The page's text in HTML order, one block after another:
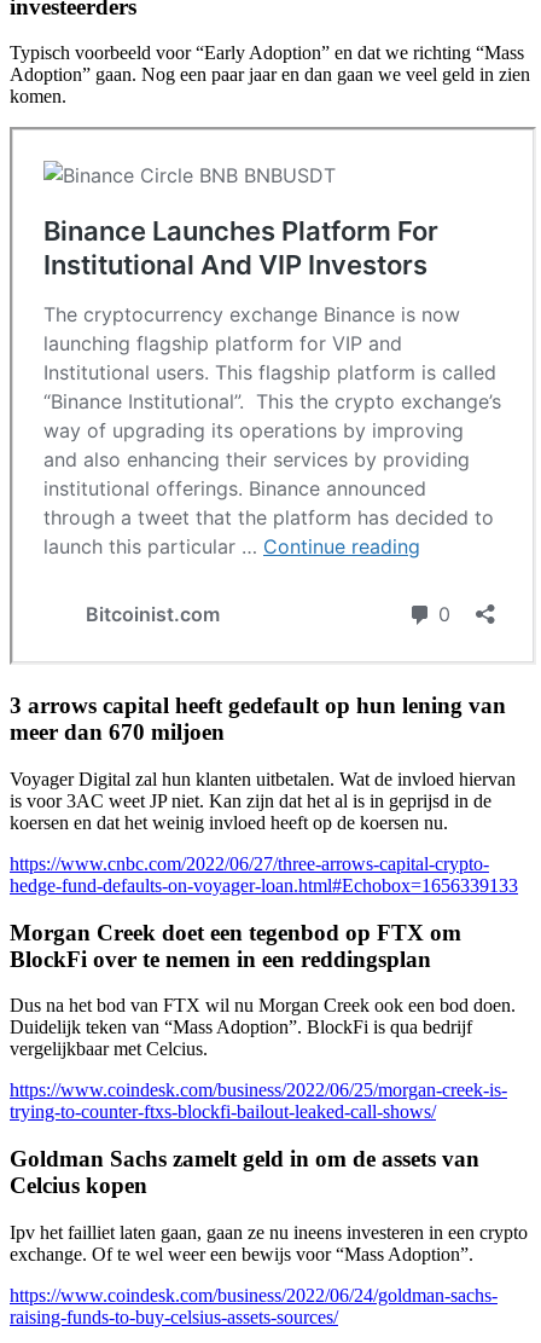
investeerders
Typisch voorbeeld voor “Early Adoption” en dat we richting “Mass
Adoption” gaan. Nog een paar jaar en dan gaan we veel geld in zien
komen.
3 arrows capital heeft gedefault op hun lening van
meer dan 670 miljoen
Voyager Digital zal hun klanten uitbetalen. Wat de invloed hiervan
is voor 3AC weet JP niet. Kan zijn dat het al is in geprijsd in de
koersen en dat het weinig invloed heeft op de koersen nu.
https://www.cnbc.com/2022/06/27/three-arrows-capital-crypto-
hedge-fund-defaults-on-voyager-loan.html#Echobox=1656339133
Morgan Creek doet een tegenbod op FTX om
BlockFi over te nemen in een reddingsplan
Dus na het bod van FTX wil nu Morgan Creek ook een bod doen.
Duidelijk teken van “Mass Adoption”. BlockFi is qua bedrijf
vergelijkbaar met Celcius.
https://www.coindesk.com/business/2022/06/25/morgan-creek-is-
trying-to-counter-ftxs-blockfi-bailout-leaked-call-shows/
Goldman Sachs zamelt geld in om de assets van
Celcius kopen
Ipv het failliet laten gaan, gaan ze nu ineens investeren in een crypto
exchange. Of te wel weer een bewijs voor “Mass Adoption”.
https://www.coindesk.com/business/2022/06/24/goldman-sachs-
raising-funds-to-buy-celsius-assets-sources/